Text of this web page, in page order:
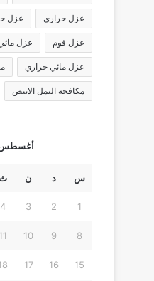
عزل حراري عزل
عزل فوم عزل
عزل مائي حراري
مكافحة النمل الابيض
أغسطس
س د ن
1
2
3
4
8
9
10
11
15
16
17